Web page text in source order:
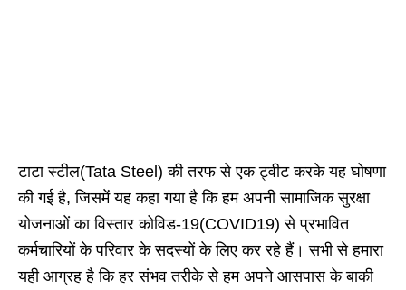
टाटा स्टील(Tata Steel) की तरफ से एक ट्वीट करके यह घोषणा
की गई है, जिसमें यह कहा गया है कि हम अपनी सामाजिक सुरक्षा
योजनाओं का विस्तार कोविड-19(COVID19) से प्रभावित
कर्मचारियों के परिवार के सदस्यों के लिए कर रहे हैं। सभी से हमारा
यही आग्रह है कि हर संभव तरीके से हम अपने आसपास के बाकी